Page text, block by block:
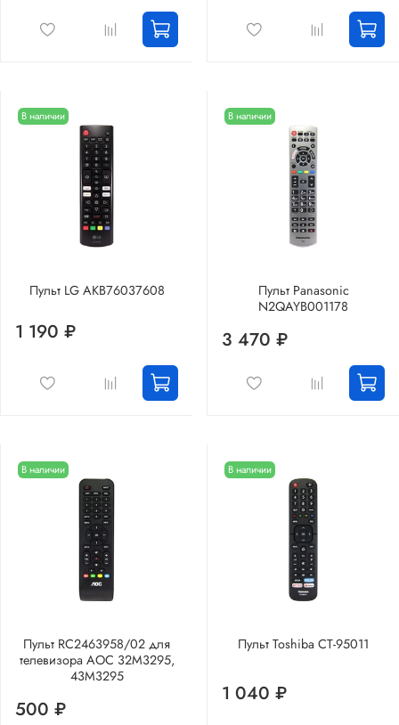
В наличии
Пульт LG AKB76037608
1 190 ₽
В наличии
Пульт Panasonic
N2QAYB001178
3 470 ₽
В наличии
Пульт RC2463958/02 для
телевизора AOC 32M3295,
43M3295
500 ₽
В наличии
Пульт Toshiba CT-95011
1 040 ₽